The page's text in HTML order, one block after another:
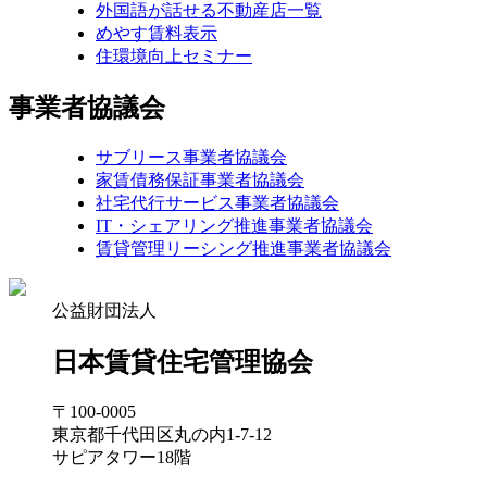
外国語が話せる不動産店一覧
めやす賃料表示
住環境向上セミナー
事業者協議会
サブリース事業者協議会
家賃債務保証事業者協議会
社宅代行サービス事業者協議会
IT・シェアリング推進事業者協議会
賃貸管理リーシング推進事業者協議会
公益財団法人
日本賃貸住宅管理協会
〒100-0005
東京都千代田区丸の内1-7-12
サピアタワー18階